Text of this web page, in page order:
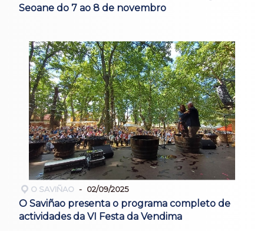
Seoane do 7 ao 8 de novembro
O SAVIÑAO 02/09/2025
O Saviñao presenta o programa completo de
actividades da VI Festa da Vendima